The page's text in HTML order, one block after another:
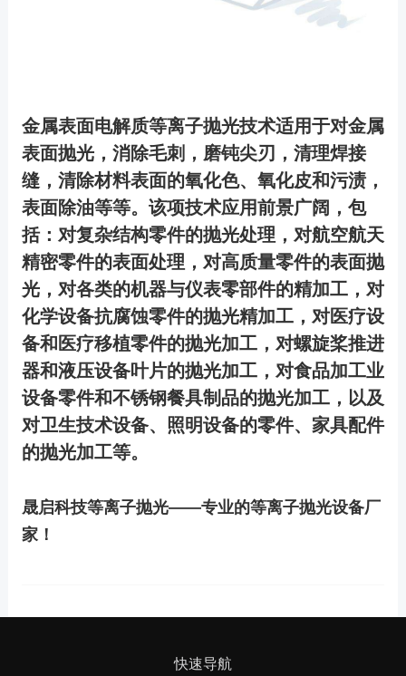
金属表面电解质等离子抛光技术适用于对金属
表面抛光，消除毛刺，磨钝尖刃，清理焊接
缝，清除材料表面的氧化色、氧化皮和污渍，
表面除油等等。该项技术应用前景广阔，包
括：对复杂结构零件的抛光处理，对航空航天
精密零件的表面处理，对高质量零件的表面抛
光，对各类的机器与仪表零部件的精加工，对
化学设备抗腐蚀零件的抛光精加工，对医疗设
备和医疗移植零件的抛光加工，对螺旋桨推进
器和液压设备叶片的抛光加工，对食品加工业
设备零件和不锈钢餐具制品的抛光加工，以及
对卫生技术设备、照明设备的零件、家具配件
的抛光加工等。
晟启科技等离子抛光——专业的等离子抛光设备厂
家！
快速导航